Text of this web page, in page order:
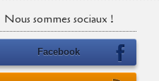
Nous sommes sociaux !
Facebook